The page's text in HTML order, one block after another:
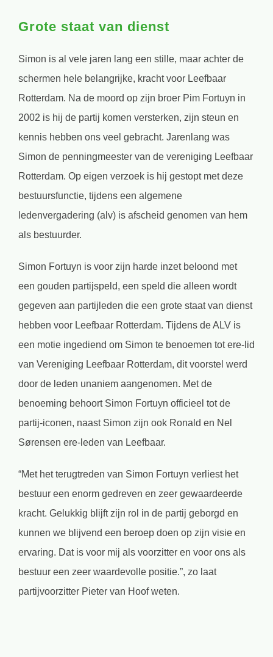
Grote staat van dienst
Simon is al vele jaren lang een stille, maar achter de
schermen hele belangrijke, kracht voor Leefbaar
Rotterdam. Na de moord op zijn broer Pim Fortuyn in
2002 is hij de partij komen versterken, zijn steun en
kennis hebben ons veel gebracht. Jarenlang was
Simon de penningmeester van de vereniging Leefbaar
Rotterdam. Op eigen verzoek is hij gestopt met deze
bestuursfunctie, tijdens een algemene
ledenvergadering (alv) is afscheid genomen van hem
als bestuurder.
Simon Fortuyn is voor zijn harde inzet beloond met
een gouden partijspeld, een speld die alleen wordt
gegeven aan partijleden die een grote staat van dienst
hebben voor Leefbaar Rotterdam. Tijdens de ALV is
een motie ingediend om Simon te benoemen tot ere-lid
van Vereniging Leefbaar Rotterdam, dit voorstel werd
door de leden unaniem aangenomen. Met de
benoeming behoort Simon Fortuyn officieel tot de
partij-iconen, naast Simon zijn ook Ronald en Nel
Sørensen ere-leden van Leefbaar.
“Met het terugtreden van Simon Fortuyn verliest het
bestuur een enorm gedreven en zeer gewaardeerde
kracht. Gelukkig blijft zijn rol in de partij geborgd en
kunnen we blijvend een beroep doen op zijn visie en
ervaring. Dat is voor mij als voorzitter en voor ons als
bestuur een zeer waardevolle positie.”, zo laat
partijvoorzitter Pieter van Hoof weten.